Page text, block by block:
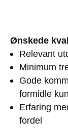
Ønskede
Relevant
Minimum
Gode
formidle
Erfaring
fordel